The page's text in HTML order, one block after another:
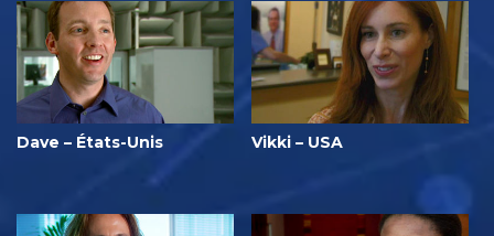
Dave – États-Unis Vikki – USA